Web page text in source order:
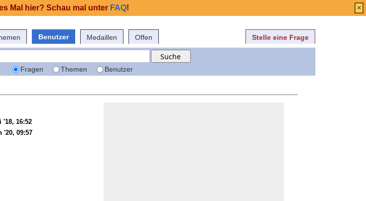
Benutzer Medaillen Offen Stelle eine Frage
Fragen Themen Benutzer
'18, 16:52
'20, 09:57
Mal hier? Schau mal unter FAQ! ×